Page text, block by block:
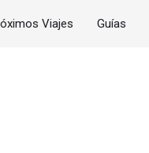
Viajes Guías